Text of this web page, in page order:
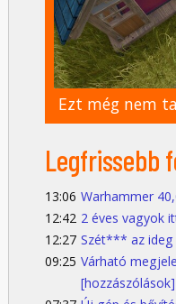
Ezt még nem
Legfrissebb
13:06 Warhammer
12:42 2 éves vagyok
12:27 Szét*** az ideg
09:25 Várható
[hozzászólások]